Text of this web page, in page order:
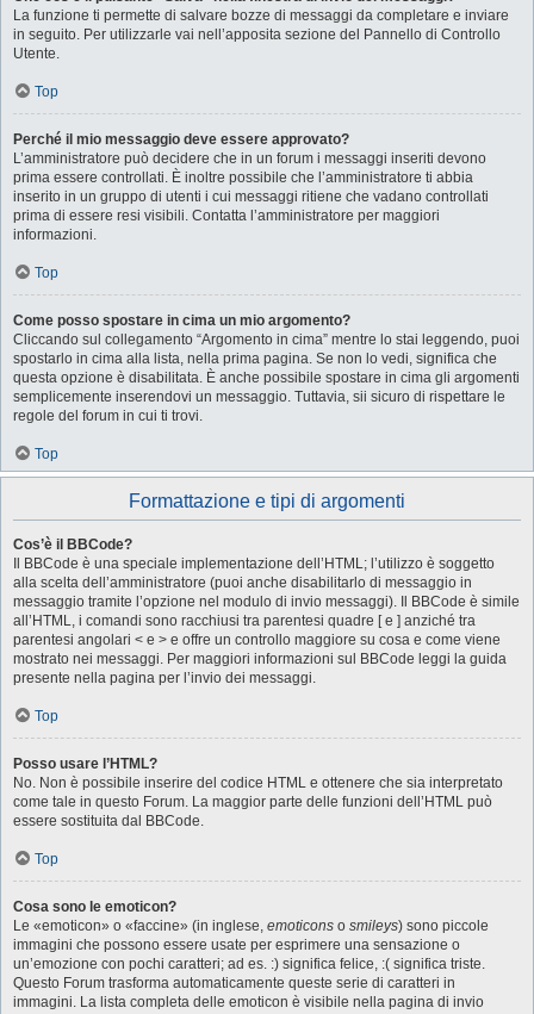
La funzione ti permette di salvare bozze di messaggi da completare e inviare
in seguito. Per utilizzarle vai nell’apposita sezione del Pannello di Controllo
Utente.
Top
Perché il mio messaggio deve essere approvato?
L’amministratore può decidere che in un forum i messaggi inseriti devono
prima essere controllati. È inoltre possibile che l’amministratore ti abbia
inserito in un gruppo di utenti i cui messaggi ritiene che vadano controllati
prima di essere resi visibili. Contatta l’amministratore per maggiori
informazioni.
Top
Come posso spostare in cima un mio argomento?
Cliccando sul collegamento “Argomento in cima” mentre lo stai leggendo, puoi
spostarlo in cima alla lista, nella prima pagina. Se non lo vedi, significa che
questa opzione è disabilitata. È anche possibile spostare in cima gli argomenti
semplicemente inserendovi un messaggio. Tuttavia, sii sicuro di rispettare le
regole del forum in cui ti trovi.
Top
Formattazione e tipi di argomenti
Cos’è il BBCode?
Il BBCode è una speciale implementazione dell’HTML; l’utilizzo è soggetto
alla scelta dell’amministratore (puoi anche disabilitarlo di messaggio in
messaggio tramite l’opzione nel modulo di invio messaggi). Il BBCode è simile
all’HTML, i comandi sono racchiusi tra parentesi quadre [ e ] anziché tra
parentesi angolari < e > e offre un controllo maggiore su cosa e come viene
mostrato nei messaggi. Per maggiori informazioni sul BBCode leggi la guida
presente nella pagina per l’invio dei messaggi.
Top
Posso usare l’HTML?
No. Non è possibile inserire del codice HTML e ottenere che sia interpretato
come tale in questo Forum. La maggior parte delle funzioni dell’HTML può
essere sostituita dal BBCode.
Top
Cosa sono le emoticon?
Le «emoticon» o «faccine» (in inglese, emoticons o smileys) sono piccole
immagini che possono essere usate per esprimere una sensazione o
un’emozione con pochi caratteri; ad es. :) significa felice, :( significa triste.
Questo Forum trasforma automaticamente queste serie di caratteri in
immagini. La lista completa delle emoticon è visibile nella pagina di invio